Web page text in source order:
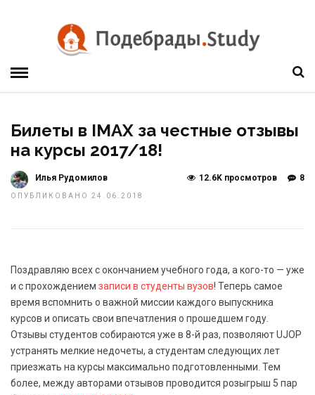
Билеты в IMAX за честные отзывы
на курсы 2017/18!
Илья Рудомилов
ОПУБЛИКОВАНО 24.06.2018
8
12.6K просмотров
Поздравляю всех с окончанием учебного года, а кого-то — уже
и с прохождением записи в студенты вузов! Теперь самое
время вспомнить о важной миссии каждого выпускника
курсов и описать свои впечатления о прошедшем году.
Отзывы студентов собираются уже в 8-й раз, позволяют UJOP
устранять мелкие недочеты, а студентам следующих лет
приезжать на курсы максимально подготовленными. Тем
более, между авторами отзывов проводится розыгрыш 5 пар